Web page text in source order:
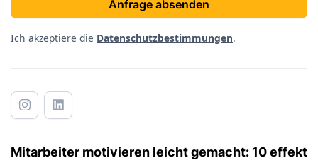
Ich akzeptiere die Datenschutzbestimmungen.
Mitarbeiter motivieren leicht gemacht: 10 effekt